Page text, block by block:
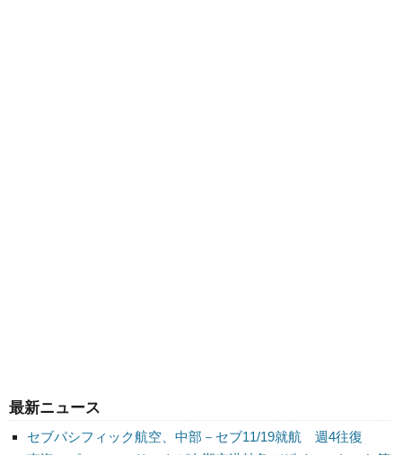
最新ニュース
セブパシフィック航空、中部－セブ11/19就航 週4往復